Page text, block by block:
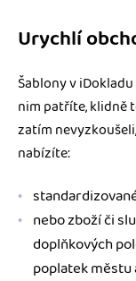
Urychlí
Šablony v
nim patříte, klidně
zatím
nabízíte:
nebo zboží či
doplňkových
poplatek městu